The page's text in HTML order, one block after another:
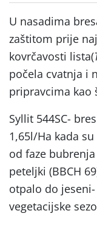
U nasadima
zaštitom prije
kovrčavosti lista(
počela cvatnja i
pripravcima kao
Syllit 544SC-
1,65l/Ha kada
od faze
peteljki (BBCH
otpalo do
vegetacijske